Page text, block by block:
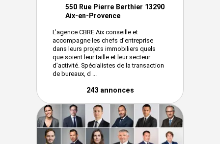
550 Rue Pierre Berthier 13290
Aix-en-Provence
L’agence CBRE Aix conseille et
accompagne les chefs d’entreprise
dans leurs projets immobiliers quels
que soient leur taille et leur secteur
d’activité. Spécialistes de la transaction
de bureaux, d ...
243 annonces